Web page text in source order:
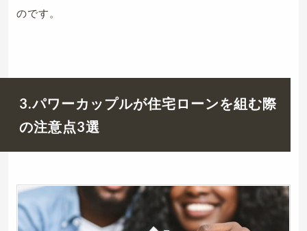
のです。
3.パワーカップルが住宅ローンを組む際
の注意点3選